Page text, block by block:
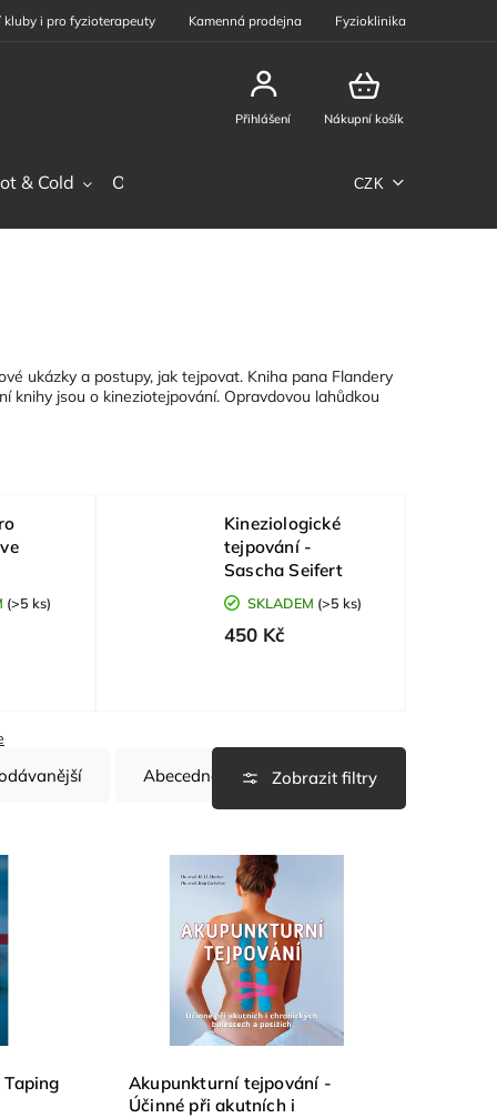
kluby i pro fyzioterapeuty Kamenná prodejna Fyzioklinika
Nákupní košík
Přihlášení
CZK
& Cold Ostatní sortiment Sportovní
ukázky a postupy, jak tejpovat. Kniha pana Flandery
knihy jsou o kineziotejpování. Opravdovou lahůdkou
(>5 ks)
Kineziologické
tejpování -
Sascha Seifert
SKLADEM (>5 ks)
450 Kč
Abecedně
Akupunkturní tejpování -
Účinné při akutních i